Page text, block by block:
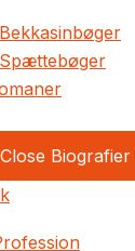
Close Biografier